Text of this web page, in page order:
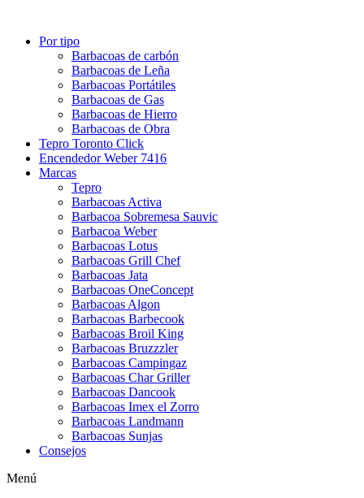
Por tipo
Barbacoas de carbón
Barbacoas de Leña
Barbacoas Portátiles
Barbacoas de Gas
Barbacoas de Hierro
Barbacoas de Obra
Tepro Toronto Click
Encendedor Weber 7416
Marcas
Tepro
Barbacoas Activa
Barbacoa Sobremesa Sauvic
Barbacoa Weber
Barbacoas Lotus
Barbacoas Grill Chef
Barbacoas Jata
Barbacoas OneConcept
Barbacoas Algon
Barbacoas Barbecook
Barbacoas Broil King
Barbacoas Bruzzzler
Barbacoas Campingaz
Barbacoas Char Griller
Barbacoas Dancook
Barbacoas Imex el Zorro
Barbacoas Landmann
Barbacoas Sunjas
Consejos
Menú